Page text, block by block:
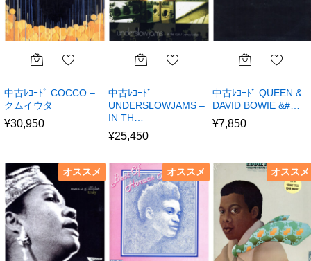
中古ﾚｺｰﾄﾞ COCCO –
クムイウタ
¥30,950
中古ﾚｺｰﾄﾞ
UNDERSLOWJAMS –
IN TH…
¥25,450
中古ﾚｺｰﾄﾞ QUEEN &
DAVID BOWIE &#…
¥7,850
オススメ オススメ オススメ